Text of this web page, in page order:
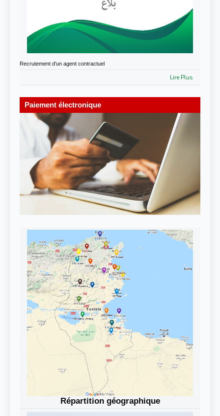
Recrutement d’un agent contractuel
Lire Plus
Paiement électronique
Répartition géographique